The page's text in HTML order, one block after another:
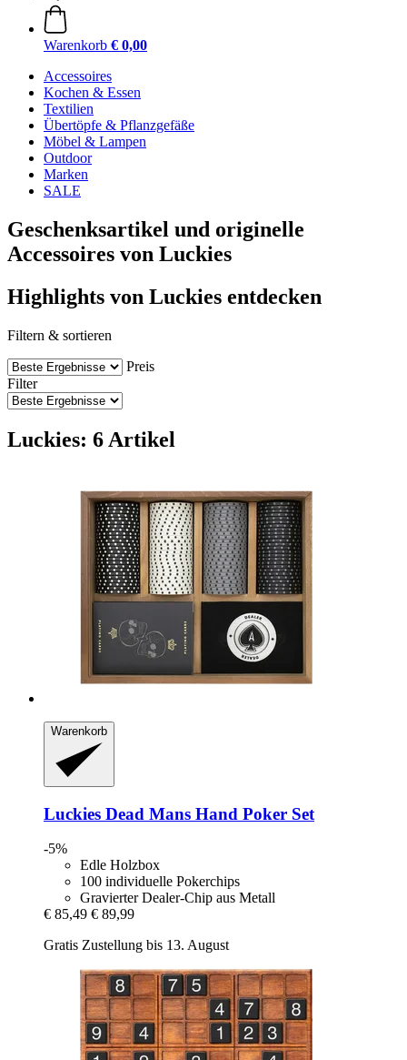
Warenkorb € 0,00
Accessoires
Kochen & Essen
Textilien
Übertöpfe & Pflanzgefäße
Möbel & Lampen
Outdoor
Marken
SALE
Geschenksartikel und originelle
Accessoires von Luckies
Highlights von Luckies entdecken
Filtern & sortieren
Preis
Filter
Luckies: 6 Artikel
Warenkorb
Luckies Dead Mans Hand Poker Set
-5%
Edle Holzbox
100 individuelle Pokerchips
Gravierter Dealer-Chip aus Metall
€ 85,49 € 89,99
Gratis Zustellung bis 13. August